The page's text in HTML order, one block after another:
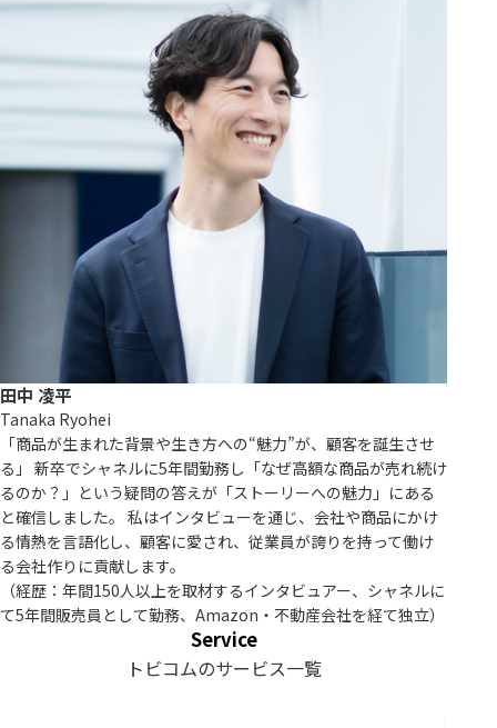
田中 凌平
Tanaka Ryohei
「商品が生まれた背景や生き方への“魅力”が、顧客を誕生させ
る」 新卒でシャネルに5年間勤務し「なぜ高額な商品が売れ続け
るのか？」という疑問の答えが「ストーリーへの魅力」にある
と確信しました。 私はインタビューを通じ、会社や商品にかけ
る情熱を言語化し、顧客に愛され、従業員が誇りを持って働け
る会社作りに貢献します。
（経歴：年間150人以上を取材するインタビュアー、シャネルに
て5年間販売員として勤務、Amazon・不動産会社を経て独立）
Service
トビコムのサービス一覧